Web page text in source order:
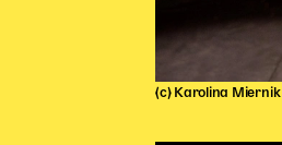
(c) Karolina Miernik